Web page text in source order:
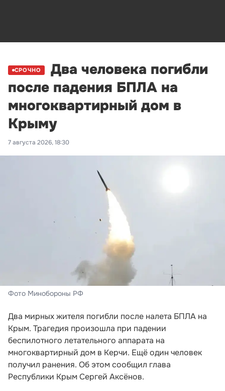
СРОЧНО
Два человека погибли
после падения БПЛА на
многоквартирный дом в
Крыму
7 августа 2026, 18:30
Фото Минобороны РФ
Два мирных жителя погибли после налета БПЛА на
Крым. Трагедия произошла при падении
беспилотного летательного аппарата на
многоквартирный дом в Керчи. Ещё один человек
получил ранения. Об этом сообщил глава
Республики Крым Сергей Аксёнов.